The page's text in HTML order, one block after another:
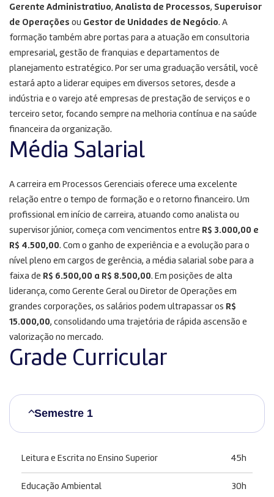
Gerente Administrativo, Analista de Processos, Supervisor
de Operações ou Gestor de Unidades de Negócio. A
formação também abre portas para a atuação em consultoria
empresarial, gestão de franquias e departamentos de
planejamento estratégico. Por ser uma graduação versátil, você
estará apto a liderar equipes em diversos setores, desde a
indústria e o varejo até empresas de prestação de serviços e o
terceiro setor, focando sempre na melhoria contínua e na saúde
financeira da organização.
Média Salarial
A carreira em Processos Gerenciais oferece uma excelente
relação entre o tempo de formação e o retorno financeiro. Um
profissional em início de carreira, atuando como analista ou
supervisor júnior, começa com vencimentos entre R$ 3.000,00 e
R$ 4.500,00. Com o ganho de experiência e a evolução para o
nível pleno em cargos de gerência, a média salarial sobe para a
faixa de R$ 6.500,00 a R$ 8.500,00. Em posições de alta
liderança, como Gerente Geral ou Diretor de Operações em
grandes corporações, os salários podem ultrapassar os R$
15.000,00, consolidando uma trajetória de rápida ascensão e
valorização no mercado.
Grade Curricular
Semestre 1
Leitura e Escrita no Ensino Superior 45h
Educação Ambiental 30h